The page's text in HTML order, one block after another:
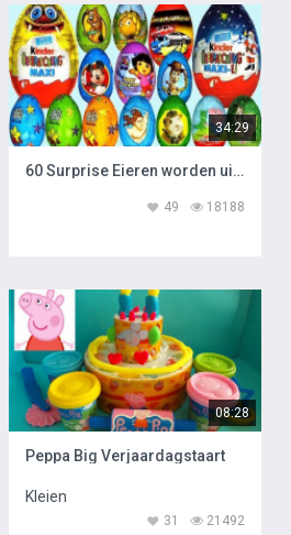
34:29
60 Surprise Eieren worden uitgepakt
18188
49
08:28
Peppa Big Verjaardagstaart
Kleien
21492
31